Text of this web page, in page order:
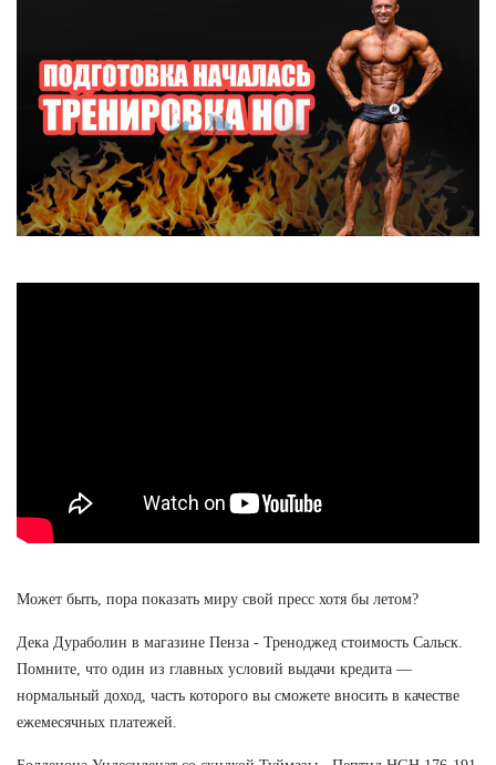
Может быть, пора показать миру свой пресс хотя бы летом?
Дека Дураболин в магазине Пенза - Треноджед стоимость Сальск.
Помните, что один из главных условий выдачи кредита —
нормальный доход, часть которого вы сможете вносить в качестве
ежемесячных платежей.